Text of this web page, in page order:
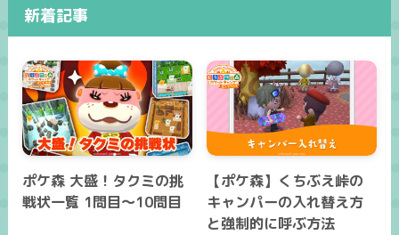
新着記事
ポケ森 大盛！タクミの挑
戦状一覧 1問目～10問目
【ポケ森】くちぶえ峠の
キャンパーの入れ替え方
と強制的に呼ぶ方法